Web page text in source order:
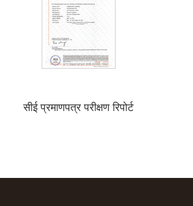
सीई प्रमाणपत्र परीक्षण रिपोर्ट